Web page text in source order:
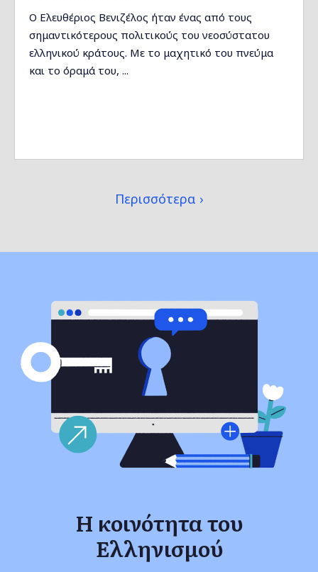
Ο Ελευθέριος Βενιζέλος ήταν ένας από τους
σημαντικότερους πολιτικούς του νεοσύστατου
ελληνικού κράτους. Με το μαχητικό του πνεύμα
και το όραμά του, ...
Περισσότερα
Η κοινότητα του
Ελληνισμού